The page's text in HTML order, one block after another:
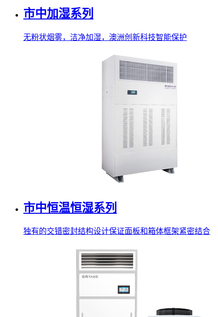
市中加湿系列
无粉状烟雾，洁净加湿，澳洲创新科技智能保护
市中恒温恒湿系列
独有的交错密封结构设计保证面板和箱体框架紧密结合